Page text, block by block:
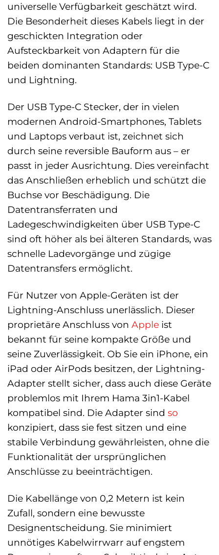
universelle Verfügbarkeit geschätzt wird.
Die Besonderheit dieses Kabels liegt in der
geschickten Integration oder
Aufsteckbarkeit von Adaptern für die
beiden dominanten Standards: USB Type-C
und Lightning.
Der USB Type-C Stecker, der in vielen
modernen Android-Smartphones, Tablets
und Laptops verbaut ist, zeichnet sich
durch seine reversible Bauform aus – er
passt in jeder Ausrichtung. Dies vereinfacht
das Anschließen erheblich und schützt die
Buchse vor Beschädigung. Die
Datentransferraten und
Ladegeschwindigkeiten über USB Type-C
sind oft höher als bei älteren Standards, was
schnelle Ladevorgänge und zügige
Datentransfers ermöglicht.
Für Nutzer von Apple-Geräten ist der
Lightning-Anschluss unerlässlich. Dieser
proprietäre Anschluss von Apple ist
bekannt für seine kompakte Größe und
seine Zuverlässigkeit. Ob Sie ein iPhone, ein
iPad oder AirPods besitzen, der Lightning-
Adapter stellt sicher, dass auch diese Geräte
problemlos mit Ihrem Hama 3in1-Kabel
kompatibel sind. Die Adapter sind so
konzipiert, dass sie fest sitzen und eine
stabile Verbindung gewährleisten, ohne die
Funktionalität der ursprünglichen
Anschlüsse zu beeinträchtigen.
Die Kabellänge von 0,2 Metern ist kein
Zufall, sondern eine bewusste
Designentscheidung. Sie minimiert
unnötiges Kabelwirrwarr auf engstem